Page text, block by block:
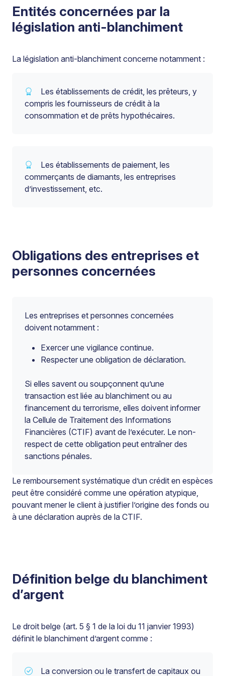
Entités concernées par la
législation anti-blanchiment
La législation anti-blanchiment concerne notamment :
Les établissements de crédit, les prêteurs, y
compris les fournisseurs de crédit à la
consommation et de prêts hypothécaires.
Les établissements de paiement, les
commerçants de diamants, les entreprises
d’investissement, etc.
Obligations des entreprises et
personnes concernées
Les entreprises et personnes concernées
doivent notamment :
Exercer une vigilance continue.
Respecter une obligation de déclaration.
Si elles savent ou soupçonnent qu’une
transaction est liée au blanchiment ou au
financement du terrorisme, elles doivent informer
la Cellule de Traitement des Informations
Financières (CTIF) avant de l’exécuter. Le non-
respect de cette obligation peut entraîner des
sanctions pénales.
Le remboursement systématique d’un crédit en espèces
peut être considéré comme une opération atypique,
pouvant mener le client à justifier l’origine des fonds ou
à une déclaration auprès de la CTIF.
Définition belge du blanchiment
d’argent
Le droit belge (art. 5 § 1 de la loi du 11 janvier 1993)
définit le blanchiment d’argent comme :
La conversion ou le transfert de capitaux ou